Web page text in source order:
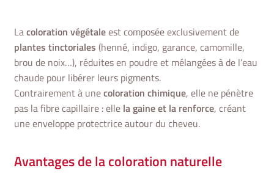
Lacoloration végétaleest composée exclusivement de
plantes tinctoriales (henné, indigo, garance, camomille,
brou de noix…), réduites en poudre et mélangées à de l’eau
chaude pour libérer leurs pigments.
Contrairement à unecoloration chimique, elle ne pénètre
pas la fibre capillaire : elle la gaine et la renforce, créant
une enveloppe protectrice autour du cheveu.
Avantages de la coloration naturelle